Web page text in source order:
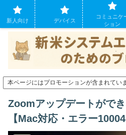
システムエンジニアになったばかりの方の
トラブル
本ページにはプロモーションが含まれてい
Zoomアップデートがで
【Mac対応・エラー10004
新人向け デバイス
コミュニケ
ション